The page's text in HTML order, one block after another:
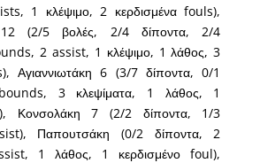
1 κλέψιμο, 2 κερδισμένα fouls),
12 (2/5 βολές, 2/4 δίποντα, 2/4
2 assist, 1 κλέψιμο, 1 λάθος, 3
Αγιαννιωτάκη 6 (3/7 δίποντα, 0/1
3 κλεψίματα, 1 λάθος, 1
Κονσολάκη 7 (2/2 δίποντα, 1/3
Παπουτσάκη (0/2 δίποντα, 2
1 λάθος, 1 κερδισμένο foul),